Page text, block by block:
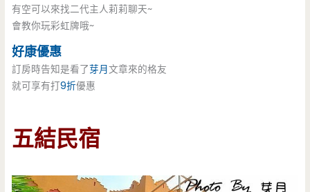
有空可以來找二代主人莉莉聊天~
會教你玩彩虹牌哦~
好康優惠
訂房時告知是看了芽月文章來的格友
就可享有打9折優惠
五結民宿